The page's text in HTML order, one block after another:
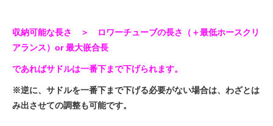
収納可能な長さ ＞ ロワーチューブの長さ（＋最低ホースクリ
アランス）or 最大嵌合長
であればサドルは一番下まで下げられます。
※逆に、サドルを一番下まで下げる必要がない場合は、わざとは
み出させての調整も可能です。